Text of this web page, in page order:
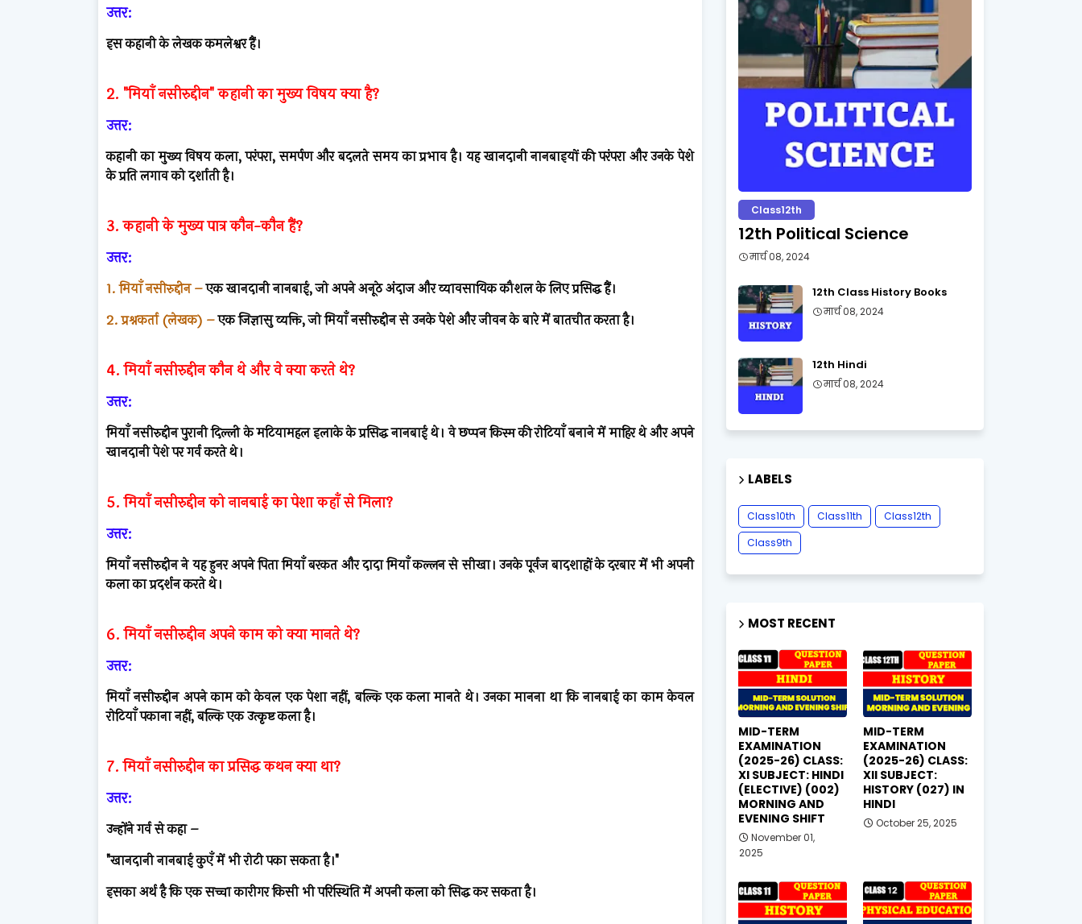
उत्तर:
इस कहानी के लेखक कमलेश्वर हैं।
2. "मियाँ नसीरुद्दीन" कहानी का मुख्य विषय क्या है?
उत्तर:
कहानी का मुख्य विषय कला, परंपरा, समर्पण और बदलते समय का प्रभाव है। यह खानदानी नानबाइयों की परंपरा और उनके पेशे
के प्रति लगाव को दर्शाती है।
3. कहानी के मुख्य पात्र कौन-कौन हैं?
उत्तर:
1. मियाँ नसीरुद्दीन –एक खानदानी नानबाई, जो अपने अनूठे अंदाज और व्यावसायिक कौशल के लिए प्रसिद्ध हैं।
2. प्रश्नकर्ता (लेखक) –एक जिज्ञासु व्यक्ति, जो मियाँ नसीरुद्दीन से उनके पेशे और जीवन के बारे में बातचीत करता है।
4. मियाँ नसीरुद्दीन कौन थे और वे क्या करते थे?
उत्तर:
मियाँ नसीरुद्दीन पुरानी दिल्ली के मटियामहल इलाके के प्रसिद्ध नानबाई थे। वे छप्पन किस्म की रोटियाँ बनाने में माहिर थे और अपने
खानदानी पेशे पर गर्व करते थे।
5. मियाँ नसीरुद्दीन को नानबाई का पेशा कहाँ से मिला?
उत्तर:
मियाँ नसीरुद्दीन ने यह हुनर अपने पिता मियाँ बरकत और दादा मियाँ कल्लन से सीखा। उनके पूर्वज बादशाहों के दरबार में भी अपनी
कला का प्रदर्शन करते थे।
6. मियाँ नसीरुद्दीन अपने काम को क्या मानते थे?
उत्तर:
मियाँ नसीरुद्दीन अपने काम को केवल एक पेशा नहीं, बल्कि एक कला मानते थे। उनका मानना था कि नानबाई का काम केवल
रोटियाँ पकाना नहीं, बल्कि एक उत्कृष्ट कला है।
7. मियाँ नसीरुद्दीन का प्रसिद्ध कथन क्या था?
उत्तर:
उन्होंने गर्व से कहा –
"खानदानी नानबाई कुएँ में भी रोटी पका सकता है।"
इसका अर्थ है कि एक सच्चा कारीगर किसी भी परिस्थिति में अपनी कला को सिद्ध कर सकता है।
Class12th
12th Political Science
मार्च 08, 2024
12th Class History Books
मार्च 08, 2024
12th Hindi
मार्च 08, 2024
LABELS
Class10th Class11th
Class12th
Class9th
MOST RECENT
MID-TERM
EXAMINATION
(2025-26) CLASS:
XI SUBJECT: HINDI
(ELECTIVE) (002)
MORNING AND
EVENING SHIFT
November 01,
2025
MID-TERM
EXAMINATION
(2025-26) CLASS:
XII SUBJECT:
HISTORY (027) IN
HINDI
October 25, 2025